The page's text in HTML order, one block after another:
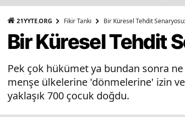
21YYTE.ORG Fikir Tankı Bir Küresel Tehdit
Bir Küresel Tehdit
Pek çok hükümet ya bundan sonra ne
menşe ülkelerine 'dönmelerine' izin
yaklaşık 700 çocuk doğdu.